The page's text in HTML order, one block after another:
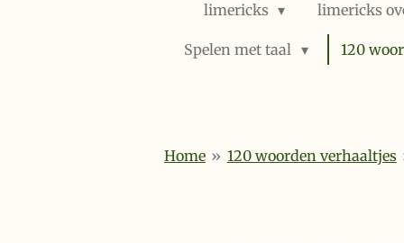
limericks limericks
Spelen met taal 120
Home » 120 woorden verhaaltjes